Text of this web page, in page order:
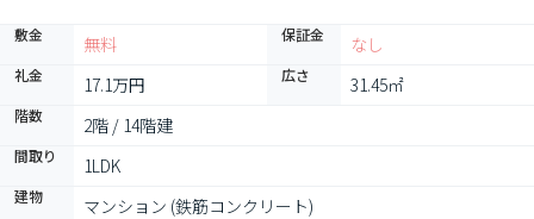
敷金 無料 保証金 なし
礼金 17.1万円 広さ 31.45㎡
階数 2階 / 14階建
間取り 1LDK
建物 マンション (鉄筋コンクリート)